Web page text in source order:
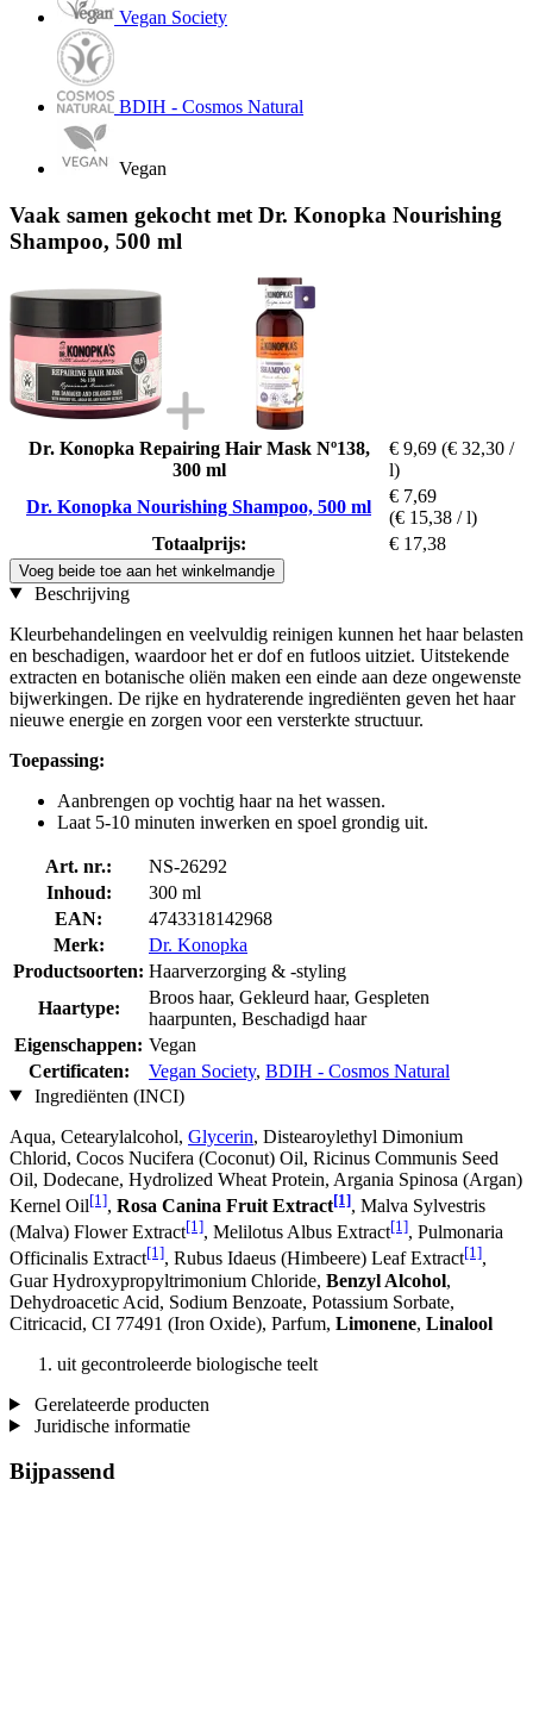
Vegan Society
BDIH - Cosmos Natural
Vegan
Vaak samen gekocht met Dr. Konopka Nourishing
Shampoo, 500 ml
Dr. Konopka Repairing Hair Mask Nº138,
300 ml
€ 9,69 (€ 32,30 /
l)
Dr. Konopka Nourishing Shampoo, 500 ml
€ 7,69
(€ 15,38 / l)
Totaalprijs:
€ 17,38
Voeg beide toe aan het winkelmandje
Beschrijving
Kleurbehandelingen en veelvuldig reinigen kunnen het haar belasten
en beschadigen, waardoor het er dof en futloos uitziet. Uitstekende
extracten en botanische oliën maken een einde aan deze ongewenste
bijwerkingen. De rijke en hydraterende ingrediënten geven het haar
nieuwe energie en zorgen voor een versterkte structuur.
Toepassing:
Aanbrengen op vochtig haar na het wassen.
Laat 5-10 minuten inwerken en spoel grondig uit.
Art. nr.:
NS-26292
Inhoud:
300 ml
EAN:
4743318142968
Merk:
Dr. Konopka
Productsoorten: Haarverzorging & -styling
Haartype:
Broos haar, Gekleurd haar, Gespleten
haarpunten, Beschadigd haar
Eigenschappen: Vegan
Certificaten:
Vegan Society, BDIH - Cosmos Natural
Ingrediënten (INCI)
Aqua, Cetearylalcohol, Glycerin, Distearoylethyl Dimonium
Chlorid, Cocos Nucifera (Coconut) Oil, Ricinus Communis Seed
Oil, Dodecane, Hydrolized Wheat Protein, Argania Spinosa (Argan)
Kernel Oil[1], Rosa Canina Fruit Extract[1], Malva Sylvestris
(Malva) Flower Extract[1], Melilotus Albus Extract[1], Pulmonaria
Officinalis Extract[1], Rubus Idaeus (Himbeere) Leaf Extract[1],
Guar Hydroxypropyltrimonium Chloride, Benzyl Alcohol,
Dehydroacetic Acid, Sodium Benzoate, Potassium Sorbate,
Citricacid, CI 77491 (Iron Oxide), Parfum, Limonene, Linalool
uit gecontroleerde biologische teelt
Gerelateerde producten
Juridische informatie
Bijpassend